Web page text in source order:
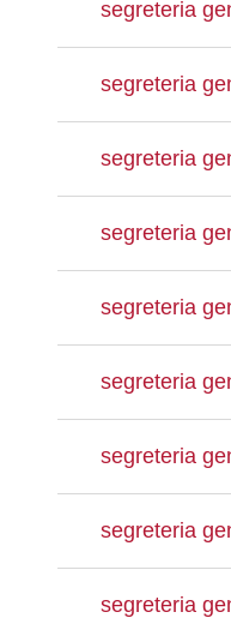
segreteria
segreteria
segreteria
segreteria
segreteria
segreteria
segreteria
segreteria
segreteria